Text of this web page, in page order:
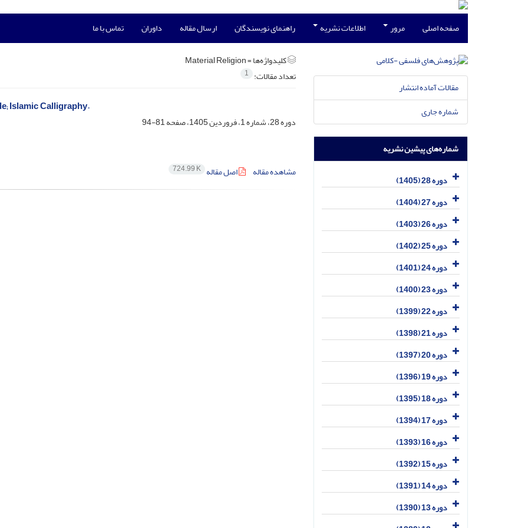
صفحه اصلی مرور اطلاعات نشریه راهنمای نویسندگان ارسال مقاله داوران تماس با ما
کلیدواژه‌ها =Material Religion
تعداد مقالات: 1
Islamic Calligraphy.
دوره 28، شماره 1، فروردین 1405، صفحه 81-94
مشاهده مقاله اصل مقاله 724.99 K
مقالات آماده انتشار
شماره جاری
شماره‌های پیشین نشریه
دوره 28 (1405)
دوره 27 (1404)
دوره 26 (1403)
دوره 25 (1402)
دوره 24 (1401)
دوره 23 (1400)
دوره 22 (1399)
دوره 21 (1398)
دوره 20 (1397)
دوره 19 (1396)
دوره 18 (1395)
دوره 17 (1394)
دوره 16 (1393)
دوره 15 (1392)
دوره 14 (1391)
دوره 13 (1390)